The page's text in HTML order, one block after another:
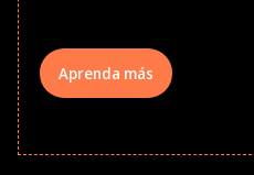
Aprenda más